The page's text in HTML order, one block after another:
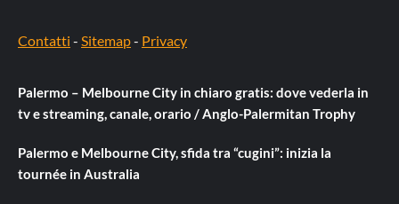
Contatti - Sitemap- Privacy
Palermo – Melbourne City in chiaro gratis: dove vederla in
tv e streaming, canale, orario / Anglo-Palermitan Trophy
Palermo e Melbourne City, sfida tra “cugini”: inizia la
tournée in Australia